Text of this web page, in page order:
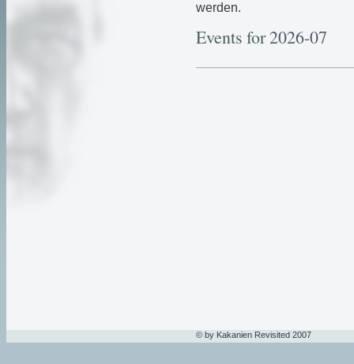
werden.
Events for 2026-07
© by Kakanien Revisited 2007